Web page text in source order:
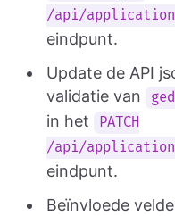
/api/
eindpunt.
Update de API
validatie van
in het
PATCH
/api/
eindpunt.
Beïnvloede